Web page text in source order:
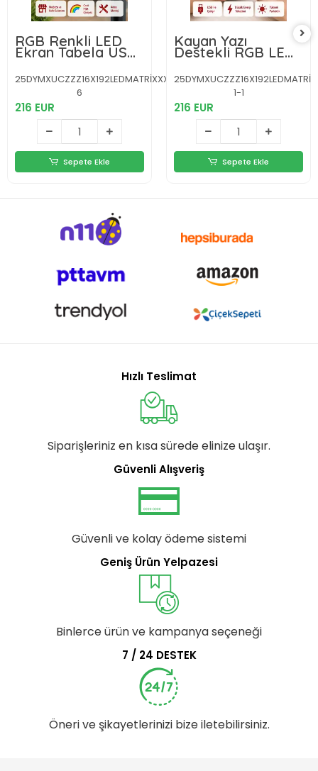
RGB Renkli LED
Ekran Tabela USB
Bağlantılı ve
Kayan Yazı
Destekli
25DYMXUCZZZ16X192LEDMATRİXXXXXXXXY-
6
216 EUR
Sepete Ekle
Kayan Yazı
Destekli RGB LED
Reklam Paneli
USB ile Kolay
Kurulumlu
1-1
216 EUR
Sepete Ekle
Hızlı Teslimat
Siparişleriniz en kısa sürede elinize ulaşır.
Güvenli Alışveriş
Güvenli ve kolay ödeme sistemi
Geniş Ürün Yelpazesi
Binlerce ürün ve kampanya seçeneği
7 / 24 DESTEK
Öneri ve şikayetlerinizi bize iletebilirsiniz.